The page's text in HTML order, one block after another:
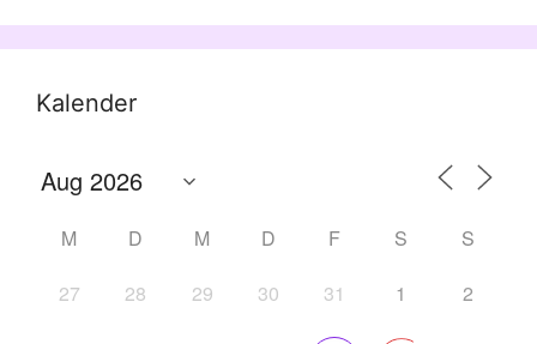
Kalender
M D M D F S
S
27
28 29 30 31 1 2